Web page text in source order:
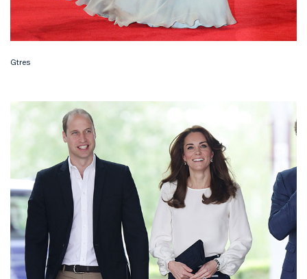
Gtres